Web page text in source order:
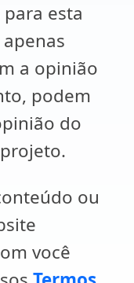
esta
a opinião
podem
do
ou
você